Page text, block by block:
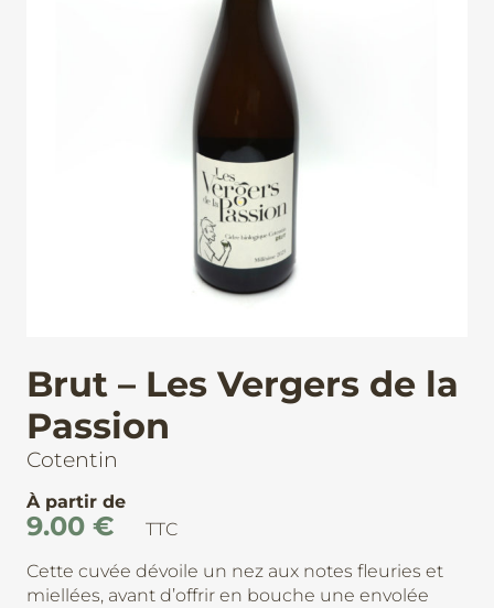
Brut – Les Vergers de la
Passion
Cotentin
À partir de
9.00 €
TTC
Cette cuvée dévoile un nez aux notes fleuries et
miellées, avant d’offrir en bouche une envolée